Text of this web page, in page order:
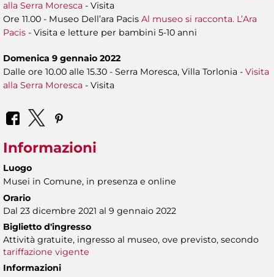
alla Serra Moresca - Visita
Ore 11.00 - Museo Dell’ara Pacis Al museo si racconta. L’Ara
Pacis - Visita e letture per bambini 5-10 anni
Domenica 9 gennaio 2022
Dalle ore 10.00 alle 15.30 - Serra Moresca, Villa Torlonia - Visita
alla Serra Moresca - Visita
Informazioni
Luogo
Musei in Comune, in presenza e online
Orario
Dal 23 dicembre 2021 al 9 gennaio 2022
Biglietto d'ingresso
Attività gratuite, ingresso al museo, ove previsto, secondo
tariffazione vigente
Informazioni